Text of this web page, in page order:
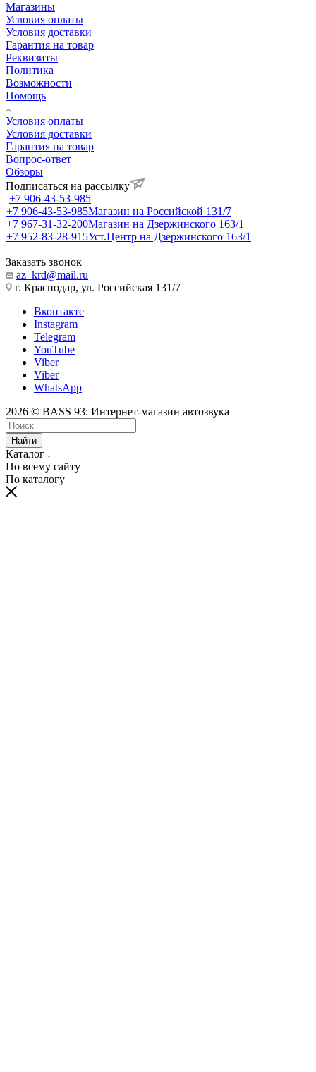
Магазины
Условия оплаты
Условия доставки
Гарантия на товар
Реквизиты
Политика
Возможности
Помощь
Условия оплаты
Условия доставки
Гарантия на товар
Вопрос-ответ
Обзоры
Подписаться на рассылку
+7 906-43-53-985
+7 906-43-53-985Магазин на Российской 131/7
+7 967-31-32-200Магазин на Дзержинского 163/1
+7 952-83-28-915Уст.Центр на Дзержинского 163/1
Заказать звонок
az_krd@mail.ru
г. Краснодар, ул. Российская 131/7
Вконтакте
Instagram
Telegram
YouTube
Viber
Viber
WhatsApp
2026 © BASS 93: Интернет-магазин автозвука
Найти
Каталог
По всему сайту
По каталогу